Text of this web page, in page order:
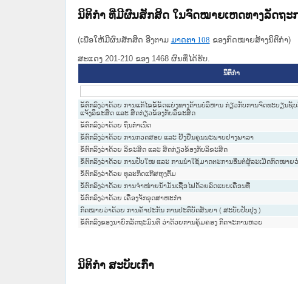
ນິຕິກໍາ ທີ່ມີຜົນສັກສິດ ໃນຈົດໝາຍເຫດທາງລັດຖະ
(ເພື່ອໃຫ້ມີຜົນສັກສິດ ອີງຕາມ ມາດ​ຕາ 108 ຂອງກົດໝາຍສ້າງນິຕິກໍາ)
ສະແດງ 201-210 ຂອງ 1468 ຜົນທີ່ໄດ້ຮັບ.
ນິຕິກໍາ
ຂໍ້ຕົກລົງວ່າດ້ວຍ ການແກ້ໄຂຂໍ້ຂັດແຍ່ງທາງດ້ານບໍລິຫານ ກ່ຽວກັບການຈົດທະບຽນ
ແຈ້ງລິຂະສິດ ແລະ ສິດກ່ຽວຂ້ອງກັບລິຂະສິດ
ຂໍ້ຕົກລົງວ່າດ້ວຍ ຖິ່ນກຳເນີດ
ຂໍ້ຕົກລົງວ່າດ້ວຍ ການກວດສອບ ແລະ ຢັ້ງຢືນຄຸນນະພາບຢາງພາລາ
ຂໍ້ຕົກລົງວ່າດ້ວຍ ລິຂະສິດ ແລະ ສິດກ່ຽວຂ້ອງກັບລິຂະສິດ
ຂໍ້ຕົກລົງວ່າດ້ວຍ ການປັບໃໝ ແລະ ການນຳໃຊ້ມາດຕະການອື່ນຕໍ່ຜູ້ລະເມິີດກົດໝາຍ
ຂໍ້ຕົກລົງວ່າດ້ວຍ ທຸລະກິດແກ໊ສຫຸງຕົ້ມ
ຂໍ້ຕົກລົງວ່າດ້ວຍ ການຈຳໜ່າຍນ້ຳມັນເຊື້ອໄຟດ້ວຍລົດແບບເຄື່ອນທີ່
ຂໍ້ຕົກລົງວ່າດ້ວຍ ເຄື່ອງຈັກອຸດສາຫະກຳ
ກົດໝາຍວ່າດ້ວຍ ການຄໍ້າປະກັນ ການປະຕິບັດສັນຍາ ( ສະບັບປັບປຸງ )
ຂໍ້ຕົກລົງຂອງນາຍົກລັດຖະມົນຕີ ວ່າດ້ວຍການຄຸ້ມຄອງ ກິດຈະການຫວຍ
ນິຕິກໍາ ສະບັບເກົ່າ